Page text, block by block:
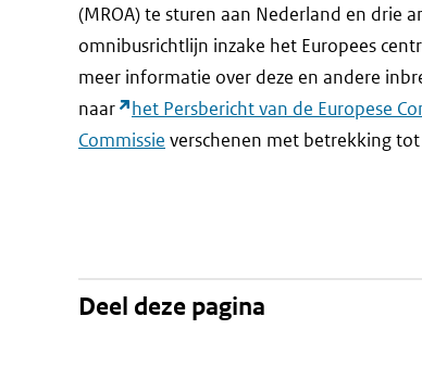
(MROA) te sturen aan Nederland en drie
omnibusrichtlijn inzake het Europees
meer informatie over deze en andere
naar
het Persbericht van de Europese
Commissie verschenen met betrekking tot
Deel deze pagina